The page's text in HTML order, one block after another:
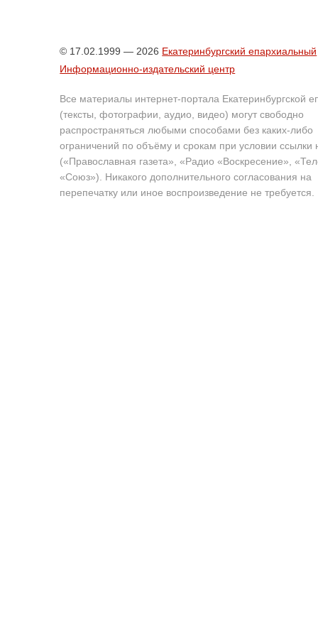
© 17.02.1999 — 2026 Екатеринбургский епархиальный
Информационно-издательский центр
Все материалы интернет-портала Екатеринбургской
(тексты, фотографии, аудио, видео) могут свободно
распространяться любыми способами без каких-либо
ограничений по объёму и срокам при условии ссылки
(«Православная газета», «Радио «Воскресение»,
«Союз»). Никакого дополнительного согласования на
перепечатку или иное воспроизведение не требуется.